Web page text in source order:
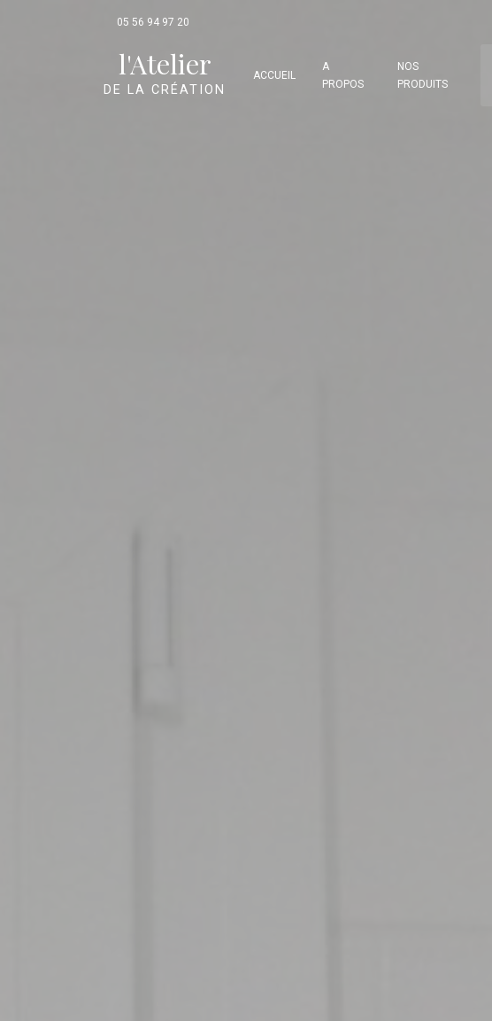
05 56 94 97 20
l'Atelier
DE LA CRÉATION
ACCUEIL
A
PROPOS
NOS
PRODUITS